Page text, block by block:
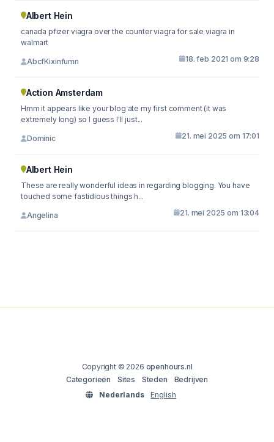
Albert Hein
canada pfizer viagra over the counter viagra for sale viagra in
walmart
AbcfKixinfumn 18. feb 2021 om 9:28
Action Amsterdam
Hmm it appears like your blog ate my first comment (it was
extremely long) so I guess I'll just...
Dominic 21. mei 2025 om 17:01
Albert Hein
These are really wonderful ideas in regarding blogging. You have
touched some fastidious things h...
Angelina 21. mei 2025 om 13:04
Copyright © 2026 openhours.nl
Categorieën
Sites Steden
Bedrijven
Nederlands
English